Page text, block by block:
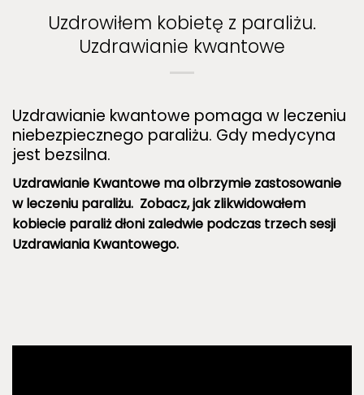
Uzdrowiłem kobietę z paraliżu.
Uzdrawianie kwantowe
Uzdrawianie kwantowe pomaga w leczeniu
niebezpiecznego paraliżu. Gdy medycyna
jest bezsilna.
Uzdrawianie Kwantowe ma olbrzymie zastosowanie
w leczeniu paraliżu. Zobacz, jak zlikwidowałem
kobiecie paraliż dłoni zaledwie podczas trzech sesji
Uzdrawiania Kwantowego.